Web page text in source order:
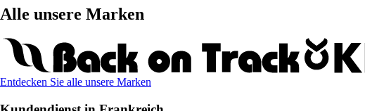
Alle unsere Marken
Entdecken Sie alle unsere Marken